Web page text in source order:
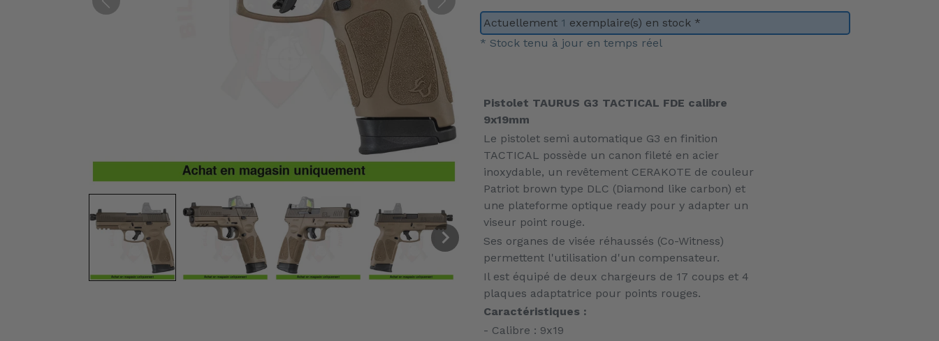
Actuellement 1 exemplaire(s) en stock *
* Stock tenu à jour en temps réel
d'un
produit
votre
panier
Pistolet TAURUS G3 TACTICAL FDE calibre
9x19mm
Le pistolet semi automatique G3 en finition
TACTICAL possède un canon fileté en acier
inoxydable, un revêtement CERAKOTE de couleur
Patriot brown type DLC (Diamond like carbon) et
une plateforme optique ready pour y adapter un
viseur point rouge.
Ses organes de visée réhaussés (Co-Witness)
permettent l'utilisation d'un compensateur.
Il est équipé de deux chargeurs de 17 coups et 4
plaques adaptatrice pour points rouges.
Caractéristiques :
- Calibre : 9x19